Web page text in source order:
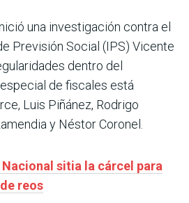
una investigación contra el
Previsión Social (IPS) Vicente
dentro del
de fiscales está
Luis Piñánez, Rodrigo
y Néstor Coronel.
sitia la cárcel para
reos